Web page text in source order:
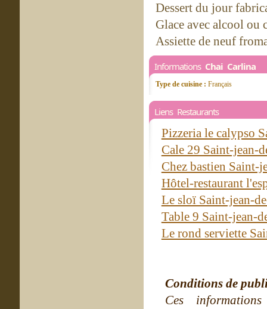
Dessert du jour
Glace avec alcool ou
Assiette de neuf
Informations Chai Carlina
Type de cuisine : Français
Liens Restaurants
Pizzeria le calypso
Cale 29 Saint-jean-
Chez bastien Saint-
Hôtel-restaurant
Le sloï Saint-jean-
Table 9 Saint-jean-
Le rond serviette
Conditions de
Ces